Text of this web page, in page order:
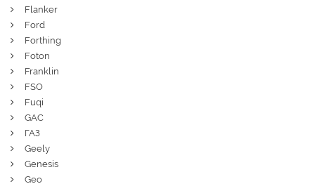
Flanker
Ford
Forthing
Foton
Franklin
FSO
Fuqi
GAC
ГАЗ
Geely
Genesis
Geo